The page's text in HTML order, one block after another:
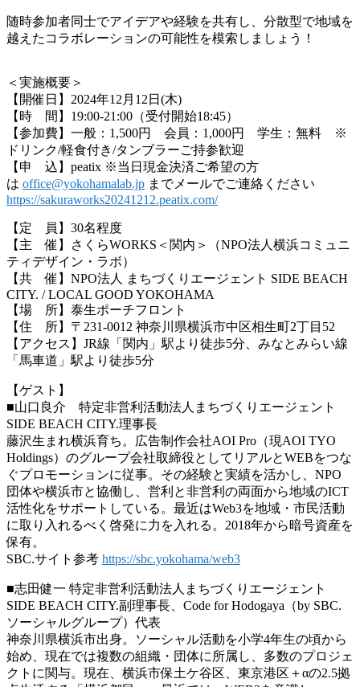
随時参加者同士でアイデアや経験を共有し、分散型で地域を
越えたコラボレーションの可能性を模索しましょう！
＜実施概要＞
【開催日】2024年12月12日(木)
【時 間】19:00-21:00（受付開始18:45）
【参加費】一般：1,500円 会員：1,000円 学生：無料 ※
ドリンク/軽食付き/タンブラーご持参歓迎
【申 込】peatix ※当日現金決済ご希望の方
は office@yokohamalab.jp までメールでご連絡ください
https://sakuraworks20241212.peatix.com/
【定 員】30名程度
【主 催】さくらWORKS＜関内＞（NPO法人横浜コミュニ
ティデザイン・ラボ）
【共 催】NPO法人 まちづくりエージェント SIDE BEACH
CITY. / LOCAL GOOD YOKOHAMA
【場 所】泰生ポーチフロント
【住 所】〒231-0012 神奈川県横浜市中区相生町2丁目52
【アクセス】JR線「関内」駅より徒歩5分、みなとみらい線
「馬車道」駅より徒歩5分
【ゲスト】
■山口良介 特定非営利活動法人まちづくりエージェント
SIDE BEACH CITY.理事長
藤沢生まれ横浜育ち。広告制作会社AOI Pro（現AOI TYO
Holdings）のグループ会社取締役としてリアルとWEBをつな
ぐプロモーションに従事。その経験と実績を活かし、NPO
団体や横浜市と協働し、営利と非営利の両面から地域のICT
活性化をサポートしている。最近はWeb3を地域・市民活動
に取り入れるべく啓発に力を入れる。2018年から暗号資産を
保有。
SBC.サイト参考 https://sbc.yokohama/web3
■志田健一 特定非営利活動法人まちづくりエージェント
SIDE BEACH CITY.副理事長、Code for Hodogaya（by SBC.
ソーシャルグループ）代表
神奈川県横浜市出身。ソーシャル活動を小学4年生の頃から
始め、現在では複数の組織・団体に所属し、多数のプロジェ
クトに関与。現在、横浜市保土ケ谷区、東京港区＋αの2.5拠